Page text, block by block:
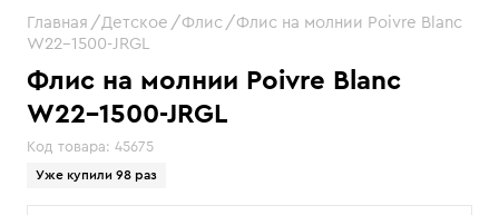
Флис на молнии Poivre Blanc
W22-1500-JRGL
Код товара: 45675
Уже купили 98 раз
Главная Детское Флис
Флис на молнии Poivre Blanc
W22-1500-JRGL